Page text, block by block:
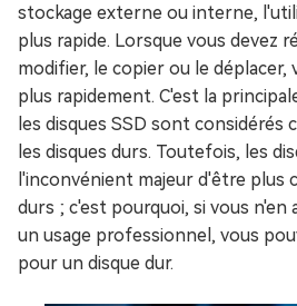
stockage externe ou interne,
plus rapide. Lorsque vous devez
modifier, le copier ou le déplacer,
plus rapidement. C'est la
les disques SSD sont considérés
les disques durs. Toutefois, les
l'inconvénient majeur d'être plus
durs ; c'est pourquoi, si vous n'en
un usage professionnel, vous
pour un disque dur.